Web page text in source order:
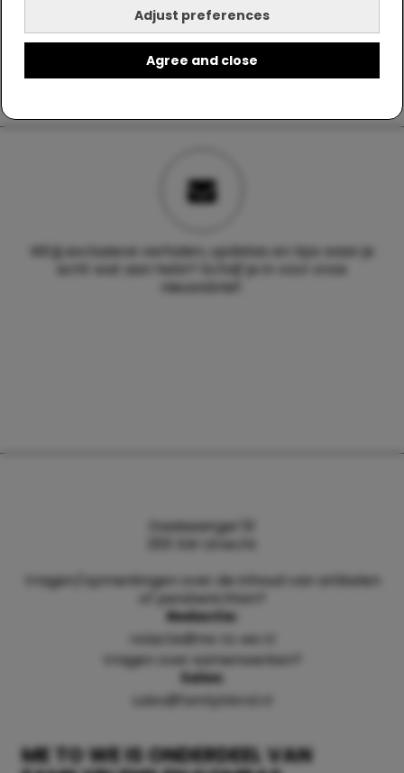
Adjust preferences
Agree and close
Wil jij exclusieve verhalen, updates en tips waar je
echt wat aan hebt? Schrijf je in voor onze
nieuwsbrief.
ME TO WE IS ONDERDEEL VAN
Daalsesingel 51
3511 SW Utrecht
Vragen/opmerkingen over de inhoud van artikelen
of persberichten?
Redactie:
redactie@me-to-we.nl
Vragen over samenwerken?
Sales:
sales@familyblend.nl